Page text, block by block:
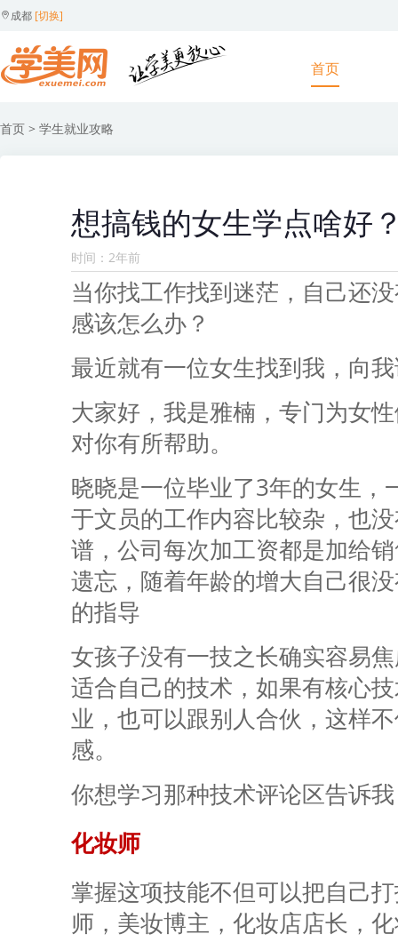
成都 [切换]
首页
首页 > 学生就业攻略
想搞钱的女生学点啥好
时间：2年前
当你找工作找到迷茫，自己还
感该怎么办？
最近就有一位女生找到我，向
大家好，我是雅楠，专门为女
对你有所帮助。
晓晓是一位毕业了3年的女生
于文员的工作内容比较杂，也
谱，公司每次加工资都是加给
遗忘，随着年龄的增大自己很
的指导
女孩子没有一技之长确实容易
适合自己的技术，如果有核心
业，也可以跟别人合伙，这样
感。
你想学习那种技术评论区告诉我
化妆师
掌握这项技能不但可以把自己
师，美妆博主，化妆店店长，